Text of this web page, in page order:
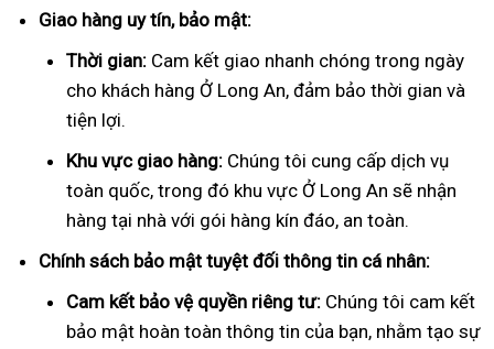
Giao hàng uy tín, bảo mật:
Thời gian: Cam kết giao nhanh chóng trong ngày
cho khách hàng Ở Long An, đảm bảo thời gian và
tiện lợi.
Khu vực giao hàng: Chúng tôi cung cấp dịch vụ
toàn quốc, trong đó khu vực Ở Long An sẽ nhận
hàng tại nhà với gói hàng kín đáo, an toàn.
Chính sách bảo mật tuyệt đối thông tin cá nhân:
Cam kết bảo vệ quyền riêng tư: Chúng tôi cam kết
bảo mật hoàn toàn thông tin của bạn, nhằm tạo sự